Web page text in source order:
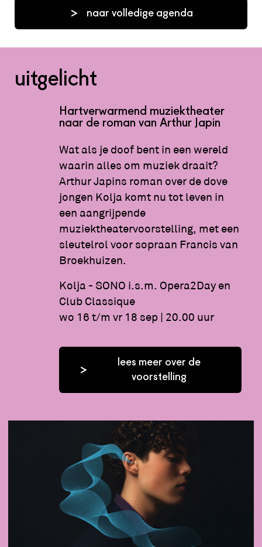
naar volledige agenda
uitgelicht
Hartverwarmend muziektheater
naar de roman van Arthur Japin
Wat als je doof bent in een wereld
waarin alles om muziek draait?
Arthur Japins roman over de dove
jongen Kolja komt nu tot leven in
een aangrijpende
muziektheatervoorstelling, met een
sleutelrol voor sopraan Francis van
Broekhuizen.
Kolja - SONO i.s.m. Opera2Day en
Club Classique
wo 16 t/m vr 18 sep | 20.00 uur
lees meer over de
voorstelling